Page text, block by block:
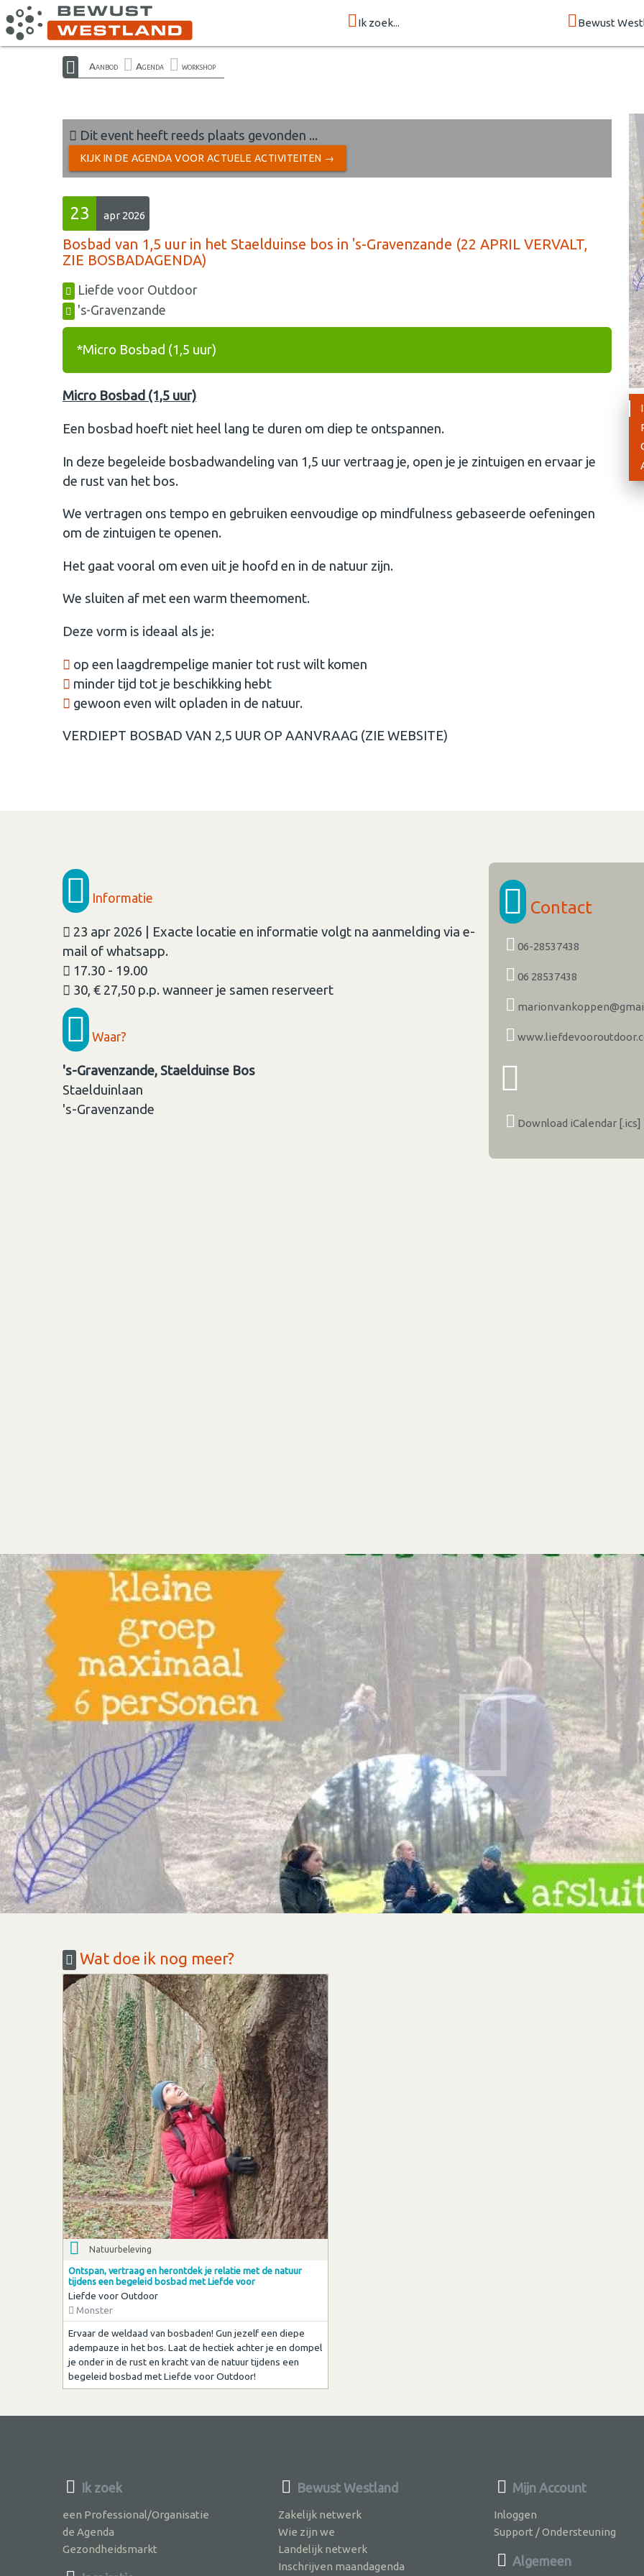
Ik zoek... Bewust
Aanbod Agenda workshop
Dit event heeft reeds plaats gevonden ...
KIJK IN DE AGENDA VOOR ACTUELE ACTIVITEITEN →
23 apr 2026
Bosbad van 1,5 uur in het Staelduinse bos in 's-Gravenzande (22 APRIL VERVALT,
ZIE BOSBADAGENDA)
Liefde voor Outdoor
's-Gravenzande
*Micro Bosbad (1,5 uur)
Micro Bosbad (1,5 uur)
Een bosbad hoeft niet heel lang te duren om diep te ontspannen.
In deze begeleide bosbadwandeling van 1,5 uur vertraag je, open je je zintuigen en ervaar je
de rust van het bos.
We vertragen ons tempo en gebruiken eenvoudige op mindfulness gebaseerde oefeningen
om de zintuigen te openen.
Het gaat vooral om even uit je hoofd en in de natuur zijn.
We sluiten af met een warm theemoment.
Deze vorm is ideaal als je:
op een laagdrempelige manier tot rust wilt komen
minder tijd tot je beschikking hebt
gewoon even wilt opladen in de natuur.
VERDIEPT BOSBAD VAN 2,5 UUR OP AANVRAAG (ZIE WEBSITE)
Informatie
23 apr 2026 | Exacte locatie en informatie volgt na aanmelding via e-
mail of whatsapp.
17.30 - 19.00
30, € 27,50 p.p. wanneer je samen reserveert
Waar?
's-Gravenzande, Staelduinse Bos
Staelduinlaan
's-Gravenzande
Contact
06-28537438
06 28537438
Download iCalendar [.ics]
Wat doe ik nog meer?
Natuurbeleving
Ontspan, vertraag en herontdek je relatie met de natuur
tijdens een begeleid bosbad met Liefde voor
Liefde voor Outdoor
Monster
Ervaar de weldaad van bosbaden! Gun jezelf een diepe
adempauze in het bos. Laat de hectiek achter je en dompel
je onder in de rust en kracht van de natuur tijdens een
begeleid bosbad met Liefde voor Outdoor!
Ik zoek
een Professional/Organisatie
de Agenda
Gezondheidsmarkt
Bewust Westland
Zakelijk netwerk
Wie zijn we
Landelijk netwerk
Inschrijven maandagenda
Mijn Account
Inloggen
Support / Ondersteuning
Algemeen